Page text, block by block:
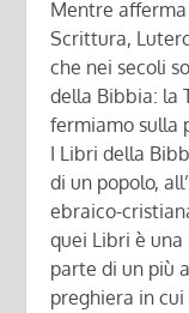
Mentre
Scrittura,
che nei secoli
della Bibbia: la
fermiamo sulla
I Libri della
di un popolo,
ebraico-
quei Libri è
parte di un più
preghiera in